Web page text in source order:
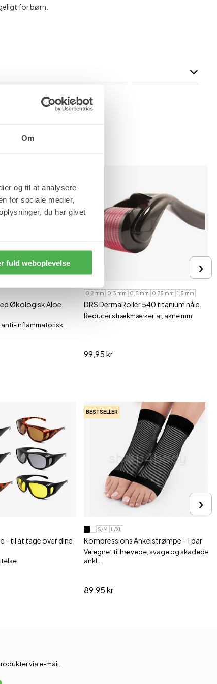
Om
og til at analysere
for sociale medier,
du har givet
fuld weboplevelse
for børn.
Økologisk Aloe
inflammatorisk
0,2 mm 0,3 mm 0,5 mm 0,75 mm 1,5 mm
DRS DermaRoller 540 titanium nåle
Reducér strækmærker, ar, akne mm
99,95 kr
›
- til at tage over dine
BESTSELLER
S/M L/XL
Kompressions Ankelstrømpe - 1 par
Velegnet til hævede, svage og skadede
ankl..
89,95 kr
›
via e-mail.